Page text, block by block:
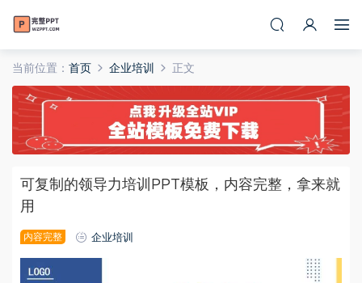
当前位置： 首页 企业培训 正文
可复制的领导力培训PPT模板，内容完整，拿来就
用
内容完整 企业培训